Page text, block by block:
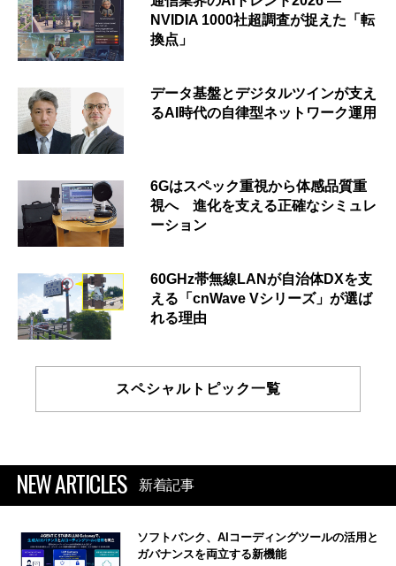
NVIDIA 1000社超調査が捉えた「転
換点」
データ基盤とデジタルツインが支え
るAI時代の自律型ネットワーク運用
6Gはスペック重視から体感品質重
視へ 進化を支える正確なシミュレ
ーション
60GHz帯無線LANが自治体DXを支
える「cnWave Vシリーズ」が選ば
れる理由
スペシャルトピック一覧
NEW ARTICLES 新着記事
ソフトバンク、AIコーディングツールの活用と
ガバナンスを両立する新機能